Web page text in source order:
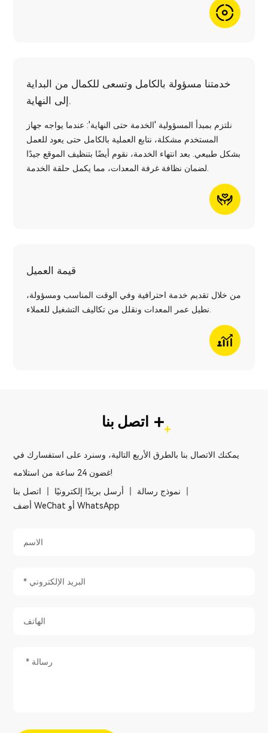
خدمتنا مسؤولة بالكامل وتسعى للكمال من البداية
إلى النهاية.
نلتزم بمبدأ المسؤولية 'الخدمة حتى النهاية': عندما يواجه جهاز
المستخدم مشكلة، نتابع العملية بالكامل حتى يعود للعمل
بشكل طبيعي. بعد انتهاء الخدمة، نقوم أيضًا بتنظيف الموقع جيدًا
قيمة العميل
من خلال تقديم خدمة احترافية وفي الوقت المناسب ومسؤولة،
اتصل بنا +
يمكنك الاتصال بنا بالطرق الأربع التالية، وسنرد على استفسارك في
غضون 24 ساعة من استلامه!
اتصل بنا
أرسل بريدًا إلكترونيًا
نموذج رسالة
أضف WeChat أو WhatsApp